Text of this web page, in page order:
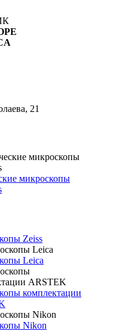
21
микроскопы
Zeiss
Leica
комплектации
Nikon